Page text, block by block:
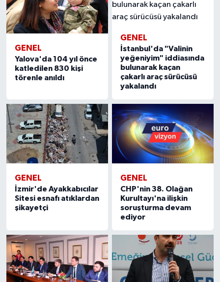
GENEL
Yalova'da 104 yıl önce
katledilen 830 kişi
törenle anıldı
GENEL
İstanbul'da "Valinin
yeğeniyim" iddiasında
bulunarak kaçan
çakarlı araç sürücüsü
yakalandı
GENEL
İzmir'de Ayakkabıcılar
Sitesi esnafı atıklardan
şikayetçi
GENEL
CHP'nin 38. Olağan
Kurultayı'na ilişkin
soruşturma devam
ediyor